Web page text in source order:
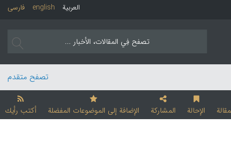
فارسی english العربیة
تصفح متقدم
الإحالة المشارکة الإضافة إلی الموضوعات المفضلة أکتب رأیك